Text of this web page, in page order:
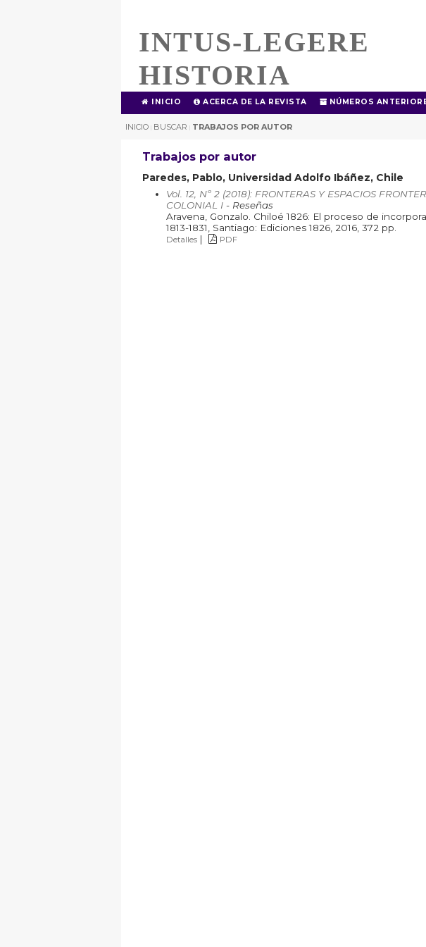
INTUS-LEGERE
HISTORIA
INICIO ACERCA DE LA REVISTA NÚMEROS
INICIO | BUSCAR | TRABAJOS POR AUTOR
Trabajos por autor
Paredes, Pablo, Universidad Adolfo Ibáñez, Chile
Vol. 12, Nº 2 (2018): FRONTERAS Y ESPACIOS
COLONIAL I- Reseñas
Aravena, Gonzalo. Chiloé 1826: El proceso de
1813-1831, Santiago: Ediciones 1826, 2016, 372 pp.
Detalles | PDF